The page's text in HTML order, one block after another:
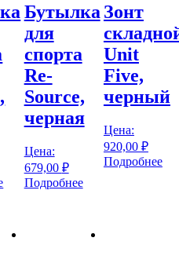
Бутылка
для
спорта
Re-
Source,
черная
Цена:
679,00 ₽
Подробнее
Зонт
Unit
Five,
черный
Цена:
920,00 ₽
Подробнее